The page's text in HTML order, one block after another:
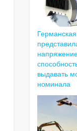
выдавать
номинала